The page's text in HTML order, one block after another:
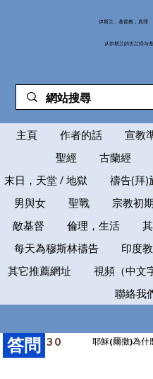
伊斯兰，基督教，真理
从伊斯兰的古兰经与
主頁 作者的話 宣教
聖經
古蘭經
末日，天堂 / 地獄
禱告(拜)
男與女
聖戰 宗教初期
敵基督
倫理，生活
每天為穆斯林禱告
印度教
其它推薦網址
視頻（中文
聯絡我
耶穌(爾撒)為什
30
​答問